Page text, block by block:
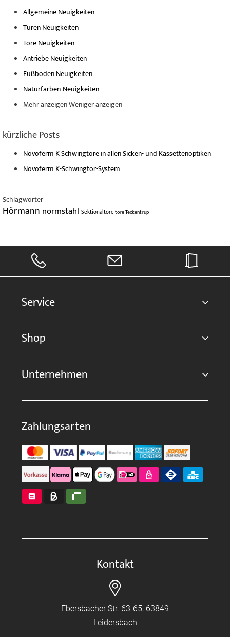
Allgemeine Neuigkeiten
Türen Neuigkeiten
Tore Neuigkeiten
Antriebe Neuigkeiten
Fußböden Neuigkeiten
Naturfarben-Neuigkeiten
Mehr anzeigenWeniger anzeigen
kürzliche Posts
Novoferm K Schwingtore in allen Sicken- und Kassettenoptiken
Novoferm K-Schwingtor-System
Schlagwörter
Hörmann normstahl SektionaltoretoreTeckentrup
Service
Shop
Unternehmen
Zahlungsarten
Kontakt
Ebersbacher Str. 63-65, 63849
Leidersbach